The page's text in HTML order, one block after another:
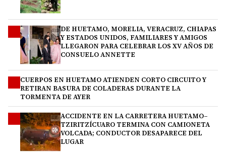
DE HUETAMO, MORELIA, VERACRUZ, CHIAPAS
Y ESTADOS UNIDOS, FAMILIARES Y AMIGOS
LLEGARON PARA CELEBRAR LOS XV AÑOS DE
CONSUELO ANNETTE
CUERPOS EN HUETAMO ATIENDEN CORTO CIRCUITO Y
RETIRAN BASURA DE COLADERAS DURANTE LA
TORMENTA DE AYER
ACCIDENTE EN LA CARRETERA HUETAMO–
TZIRITZÍCUARO TERMINA CON CAMIONETA
VOLCADA; CONDUCTOR DESAPARECE DEL
LUGAR